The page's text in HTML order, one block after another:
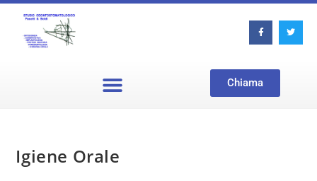
Chiama
Igiene Orale